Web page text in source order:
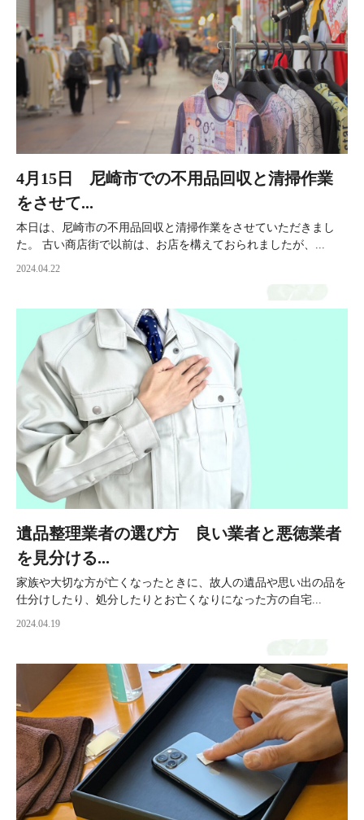
4月15日 尼崎市での不用品回収と清掃作業
をさせて...
本日は、尼崎市の不用品回収と清掃作業をさせていただきまし
た。 古い商店街で以前は、お店を構えておられましたが、...
2024.04.22
遺品整理業者の選び方 良い業者と悪徳業者
を見分ける...
家族や大切な方が亡くなったときに、故人の遺品や思い出の品を
仕分けしたり、処分したりとお亡くなりになった方の自宅...
2024.04.19